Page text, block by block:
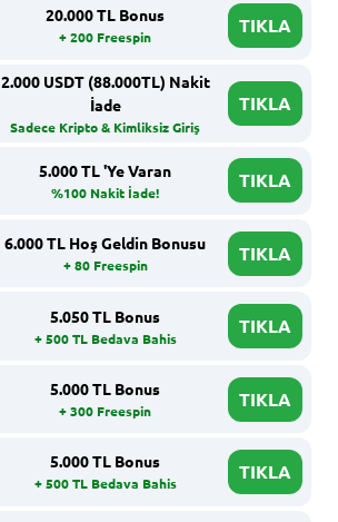
20.000 TL Bonus
+ 200 Freespin
TIKLA
2.000 USDT (88.000TL) Nakit
İade
Sadece Kripto & Kimliksiz Giriş
TIKLA
5.000 TL 'Ye Varan
%100 Nakit İade!
TIKLA
6.000 TL Hoş Geldin Bonusu
+ 80 Freespin
TIKLA
5.050 TL Bonus
+ 500 TL Bedava Bahis
TIKLA
5.000 TL Bonus
+ 300 Freespin
TIKLA
5.000 TL Bonus
+ 500 TL Bedava Bahis
TIKLA